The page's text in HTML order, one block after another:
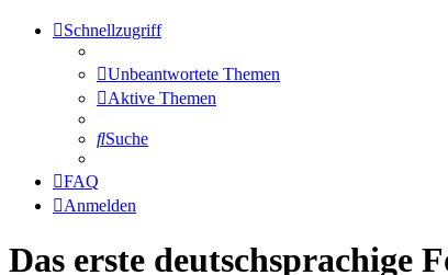
Schnellzugriff
Unbeantwortete Themen
Aktive Themen
Suche
FAQ
Anmelden
Das erste deutschsprachige